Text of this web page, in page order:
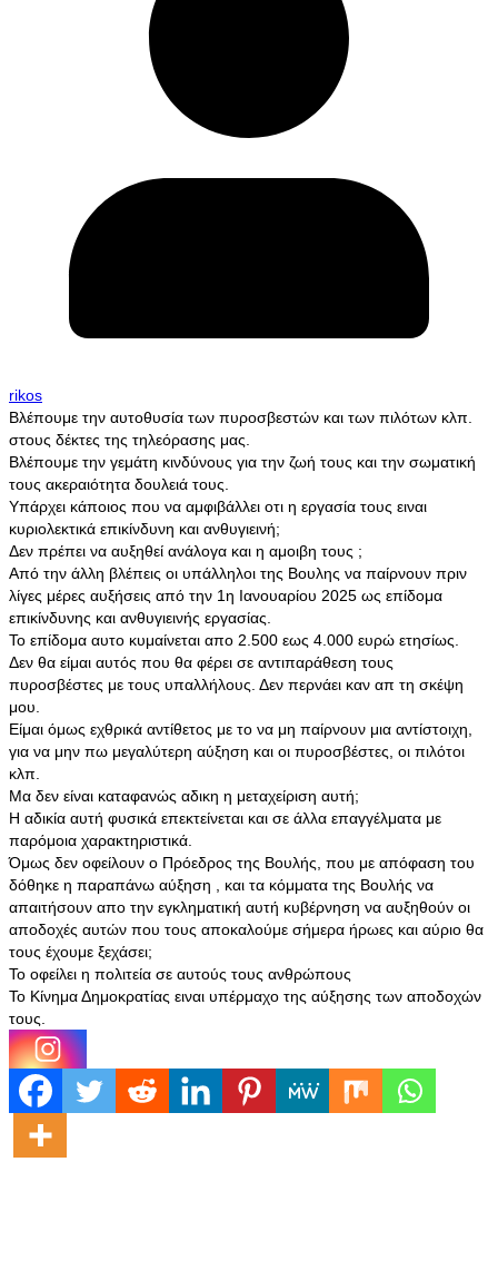
rikos
Βλέπουμε την αυτοθυσία των πυροσβεστών και των πιλότων κλπ.
στους δέκτες της τηλεόρασης μας.
Βλέπουμε την γεμάτη κινδύνους για την ζωή τους και την σωματική
τους ακεραιότητα δουλειά τους.
Υπάρχει κάποιος που να αμφιβάλλει οτι η εργασία τους ειναι
κυριολεκτικά επικίνδυνη και ανθυγιεινή;
Δεν πρέπει να αυξηθεί ανάλογα και η αμοιβη τους ;
Από την άλλη βλέπεις οι υπάλληλοι της Βουλης να παίρνουν πριν
λίγες μέρες αυξήσεις από την 1η Ιανουαρίου 2025 ως επίδομα
επικίνδυνης και ανθυγιεινής εργασίας.
Το επίδομα αυτο κυμαίνεται απο 2.500 εως 4.000 ευρώ ετησίως.
Δεν θα είμαι αυτός που θα φέρει σε αντιπαράθεση τους
πυροσβέστες με τους υπαλλήλους. Δεν περνάει καν απ τη σκέψη
μου.
Είμαι όμως εχθρικά αντίθετος με το να μη παίρνουν μια αντίστοιχη,
για να μην πω μεγαλύτερη αύξηση και οι πυροσβέστες, οι πιλότοι
κλπ.
Μα δεν είναι καταφανώς αδικη η μεταχείριση αυτή;
Η αδικία αυτή φυσικά επεκτείνεται και σε άλλα επαγγέλματα με
παρόμοια χαρακτηριστικά.
Όμως δεν οφείλουν ο Πρόεδρος της Βουλής, που με απόφαση του
δόθηκε η παραπάνω αύξηση , και τα κόμματα της Βουλής να
απαιτήσουν απο την εγκληματική αυτή κυβέρνηση να αυξηθούν οι
αποδοχές αυτών που τους αποκαλούμε σήμερα ήρωες και αύριο θα
τους έχουμε ξεχάσει;
Το οφείλει η πολιτεία σε αυτούς τους ανθρώπους
Το Κίνημα Δημοκρατίας ειναι υπέρμαχο της αύξησης των αποδοχών
τους.